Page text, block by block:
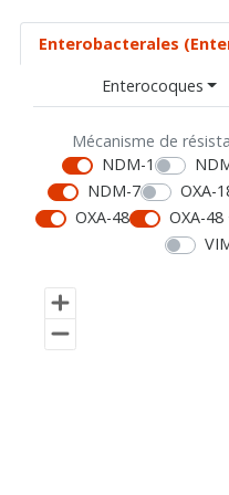
Enterobacterales
Enterocoques
Mécanisme de
NDM-1
NDM-7
OXA-
OXA-48
OXA-